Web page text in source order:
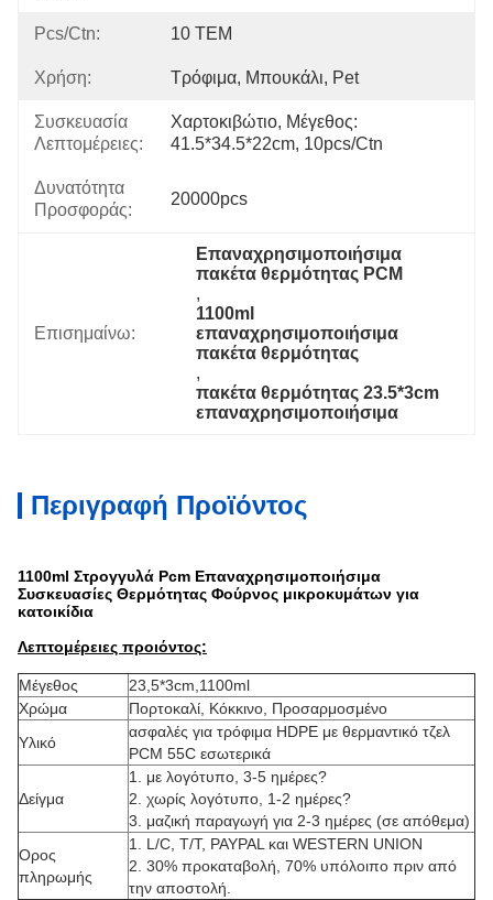
Pcs/ctn: 10 ΤΕΜ
Χρήση: Τρόφιμα, Μπουκάλι, Pet
Συσκευασία
Λεπτομέρειες:
Χαρτοκιβώτιο, Μέγεθος:
41.5*34.5*22cm, 10pcs/ctn
Δυνατότητα
Προσφοράς:
20000pcs
Επισημαίνω:
Επαναχρησιμοποιήσιμα
πακέτα θερμότητας PCM
,
1100ml
επαναχρησιμοποιήσιμα
πακέτα θερμότητας
,
πακέτα θερμότητας 23.5*3cm
επαναχρησιμοποιήσιμα
Περιγραφή Προϊόντος
1100ml Στρογγυλά Pcm Επαναχρησιμοποιήσιμα
Συσκευασίες Θερμότητας Φούρνος μικροκυμάτων για
κατοικίδια
Λεπτομέρειες προιόντος:
Μέγεθος
23,5*3cm,1100ml
Χρώμα
Πορτοκαλί, Κόκκινο, Προσαρμοσμένο
Υλικό
ασφαλές για τρόφιμα HDPE με θερμαντικό τζελ
PCM 55C εσωτερικά
Δείγμα
1. με λογότυπο, 3-5 ημέρες?
2. χωρίς λογότυπο, 1-2 ημέρες?
3. μαζική παραγωγή για 2-3 ημέρες (σε απόθεμα)
Ορος
πληρωμής
1. L/C, T/T, PAYPAL και WESTERN UNION
2. 30% προκαταβολή, 70% υπόλοιπο πριν από
την αποστολή.